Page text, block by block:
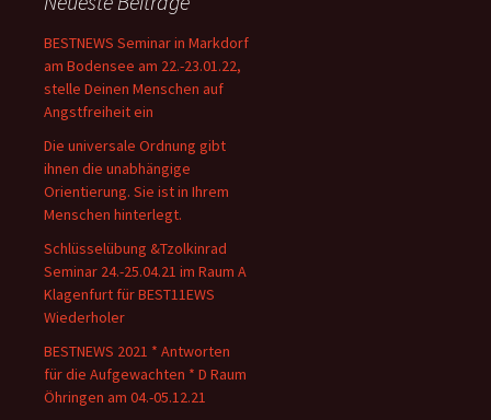
BESTNEWS Seminar in Markdorf
am Bodensee am 22.-23.01.22,
stelle Deinen Menschen auf
Angstfreiheit ein
Die universale Ordnung gibt
ihnen die unabhängige
Orientierung. Sie ist in Ihrem
Menschen hinterlegt.
Schlüsselübung &Tzolkinrad
Seminar 24.-25.04.21 im Raum A
Klagenfurt für BEST11EWS
Wiederholer
BESTNEWS 2021 * Antworten
für die Aufgewachten * D Raum
Öhringen am 04.-05.12.21